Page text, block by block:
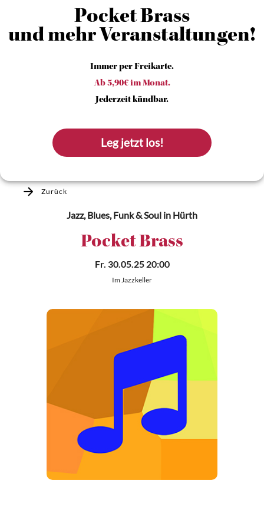
Pocket Brass
und mehr Veranstaltungen!
Immer per Freikarte.
Ab 5,90€ im Monat.
Jederzeit kündbar.
Leg jetzt los!
Zurück
Jazz, Blues, Funk & Soul in Hürth
Pocket Brass
Fr. 30.05.25 20:00
Im Jazzkeller